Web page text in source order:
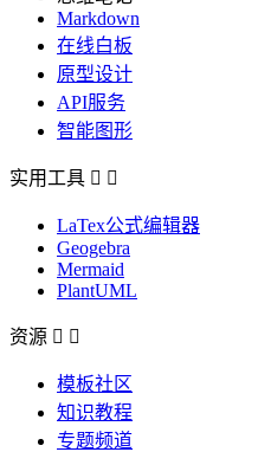
Markdown
在线白板
原型设计
API服务
智能图形
实用工具  
LaTex公式编辑器
Geogebra
Mermaid
PlantUML
资源  
模板社区
知识教程
专题频道